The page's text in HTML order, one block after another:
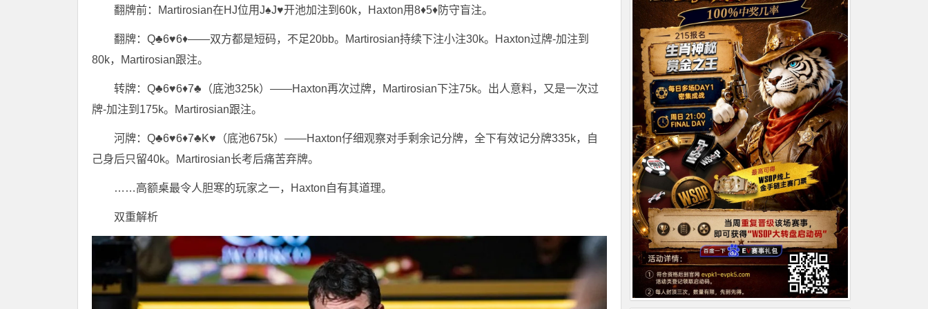
翻牌前：Martirosian在HJ位用J♠J♥开池加注到60k，Haxton用8♦5♦防守盲注。
翻牌：Q♣6♥6♦——双方都是短码，不足20bb。Martirosian持续下注小注30k。Haxton过牌-加注到
80k，Martirosian跟注。
转牌：Q♣6♥6♦7♣（底池325k）——Haxton再次过牌，Martirosian下注75k。出人意料，又是一次过
牌-加注到175k。Martirosian跟注。
河牌：Q♣6♥6♦7♣K♥（底池675k）——Haxton仔细观察对手剩余记分牌，全下有效记分牌335k，自
己身后只留40k。Martirosian长考后痛苦弃牌。
……高额桌最令人胆寒的玩家之一，Haxton自有其道理。
双重解析